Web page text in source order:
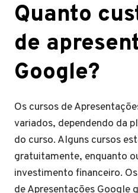
Quanto
de
Google?
Os cursos de
variados, dependendo da
do curso. Alguns cursos
gratuitamente, enquanto
investimento financeiro.
de Apresentações Google